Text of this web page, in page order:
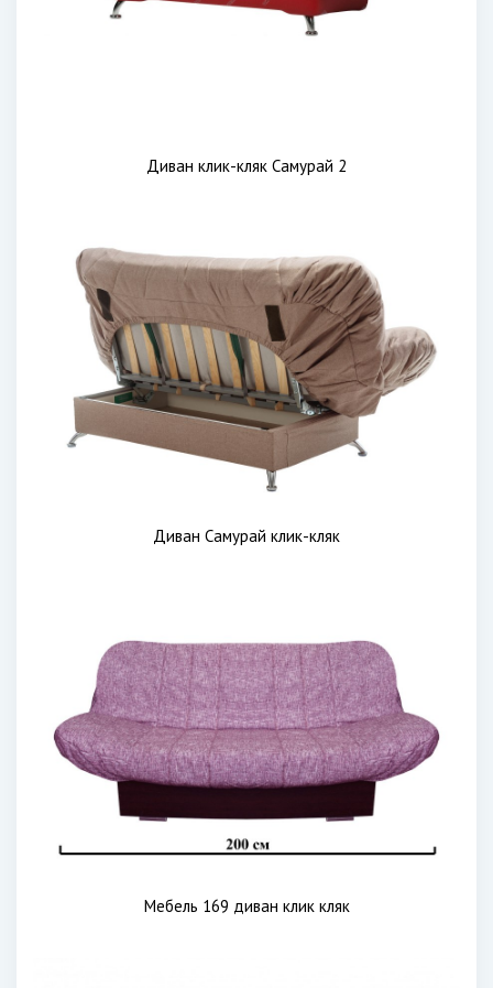
Диван клик-кляк Самурай 2
Диван Самурай клик-кляк
Мебель 169 диван клик кляк